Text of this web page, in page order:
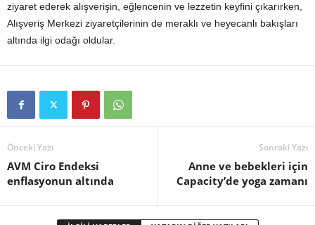
ziyaret ederek alışverişin, eğlencenin ve lezzetin keyfini çıkarırken,
Alışveriş Merkezi ziyaretçilerinin de meraklı ve heyecanlı bakışları
altında ilgi odağı oldular.
Önceki Yazı
AVM Ciro Endeksi
enflasyonun altında
Sonraki Yazı
Anne ve bebekleri için
Capacity’de yoga zamanı